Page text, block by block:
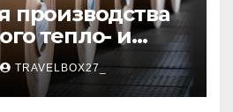
производства
тепло- и
TRAVELBOX27_